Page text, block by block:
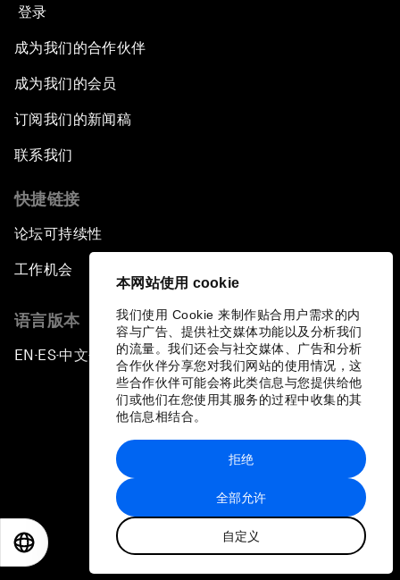
本网站使用 cookie
我们使用 Cookie 来制作贴合用户需求的内
容与广告、提供社交媒体功能以及分析我们
的流量。我们还会与社交媒体、广告和分析
合作伙伴分享您对我们网站的使用情况，这
些合作伙伴可能会将此类信息与您提供给他
们或他们在您使用其服务的过程中收集的其
他信息相结合。
全部允许
自定义
拒绝
登录
成为我们的合作伙伴
成为我们的会员
订阅我们的新闻稿
联系我们
快捷链接
论坛可持续性
工作机会
语言版本
EN ▪ES▪中文▪ 日本語
站点地图
世界经济论坛